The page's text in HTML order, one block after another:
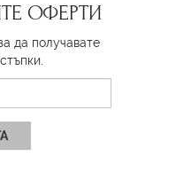
ОФЕРТИ
да получавате